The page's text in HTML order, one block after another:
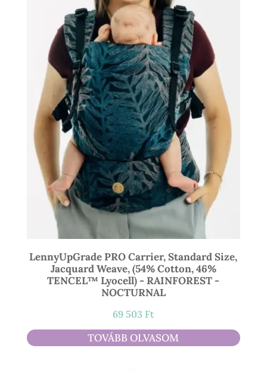
LennyUpGrade PRO Carrier, Standard Size,
Jacquard Weave, (54% Cotton, 46%
TENCEL™ Lyocell) - RAINFOREST -
NOCTURNAL
69 503 Ft
TOVÁBB OLVASOM